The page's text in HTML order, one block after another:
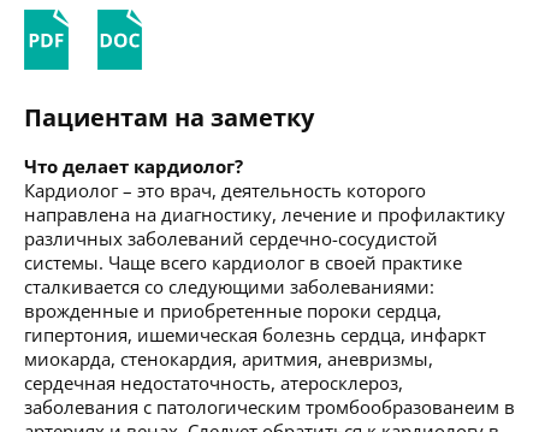
Пациентам на заметку
Что делает кардиолог?
Кардиолог – это врач, деятельность которого
направлена на диагностику, лечение и профилактику
различных заболеваний сердечно-сосудистой
системы. Чаще всего кардиолог в своей практике
сталкивается со следующими заболеваниями:
врожденные и приобретенные пороки сердца,
гипертония, ишемическая болезнь сердца, инфаркт
миокарда, стенокардия, аритмия, аневризмы,
сердечная недостаточность, атеросклероз,
заболевания с патологическим тромбообразованеим в